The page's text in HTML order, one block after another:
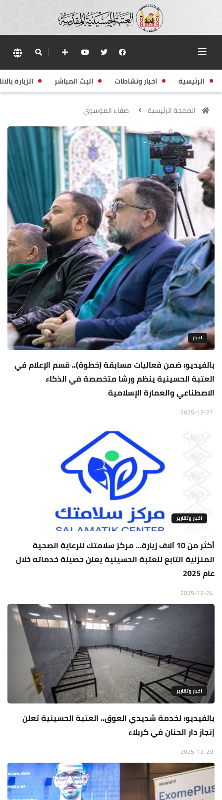
الرئيسية اخبار ونشاطات البث المباشر الزيارة
الصفحة الرئيسية صفاء الموسوي
اخبار
بالفيديو: ضمن فعاليات مسابقة (خطوة).. قسم الإعلام في
العتبة الحسينية ينظم ورشا متخصصة في الذكاء
الاصطناعي والعمارة الإسلامية
اخبار وتقارير
أكثر من 10 آلاف زيارة… مركز سلامتك للرعاية الصحية
المنزلية التابع للعتبة الحسينية يعلن حصيلة خدماته خلال
عام 2025
اخبار وتقارير
بالفيديو: لخدمة شديدي العوق.. العتبة الحسينية تعلن
إنجاز دار الحنان في كربلاء